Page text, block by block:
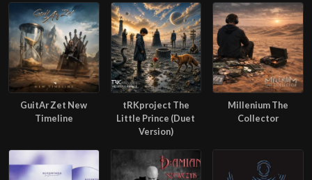
GuitAr Zet New
Timeline
tRKproject The
Little Prince (Duet
Version)
Millenium The
Collector